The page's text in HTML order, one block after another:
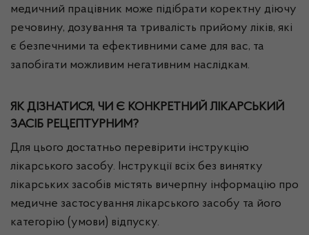
медичний працівник може підібрати коректну діючу
речовину, дозування та тривалість прийому ліків, які
є безпечними та ефективними саме для вас, та
запобігати можливим негативним наслідкам.
ЯК ДІЗНАТИСЯ, ЧИ Є КОНКРЕТНИЙ ЛІКАРСЬКИЙ
ЗАСІБ РЕЦЕПТУРНИМ?
Для цього достатньо перевірити інструкцію
лікарського засобу. Інструкції всіх без винятку
лікарських засобів містять вичерпну інформацію про
медичне застосування лікарського засобу та його
категорію (умови) відпуску.